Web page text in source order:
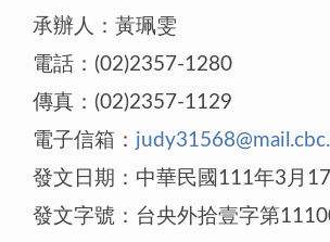
承辦人：黃珮雯
電話：(02)2357-1280
傳真：(02)2357-1129
電子信箱：
發文日期：中華民國111年3月
發文字號：台央外拾壹字第